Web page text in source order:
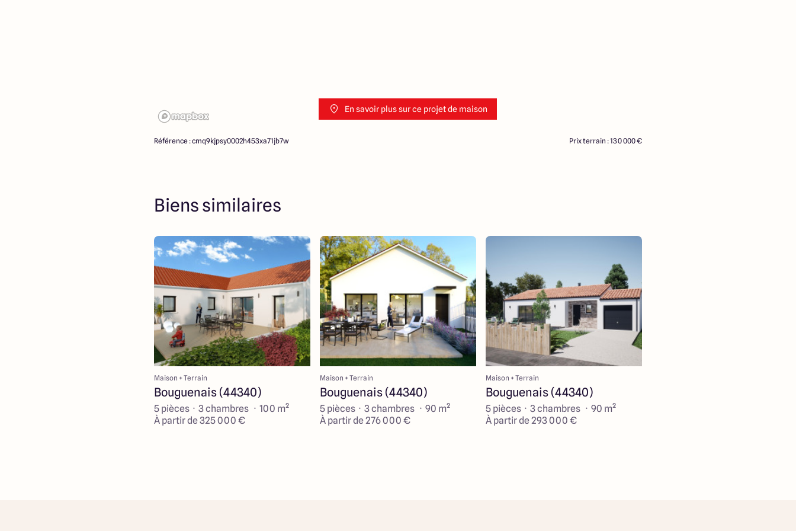
En savoir plus sur ce projet de maison
Référence : cmq9kjpsy0002h453xa71jb7w Prix terrain : 130 000 €
Biens similaires
Maison + Terrain
Bouguenais (44340)
5 pièces · 3 chambres · 100 m²
À partir de 325 000 €
Maison + Terrain
Bouguenais (44340)
5 pièces · 3 chambres · 90 m²
À partir de 276 000 €
Maison + Terrain
Bouguenais (44340)
5 pièces · 3 chambres · 90 m²
À partir de 293 000 €